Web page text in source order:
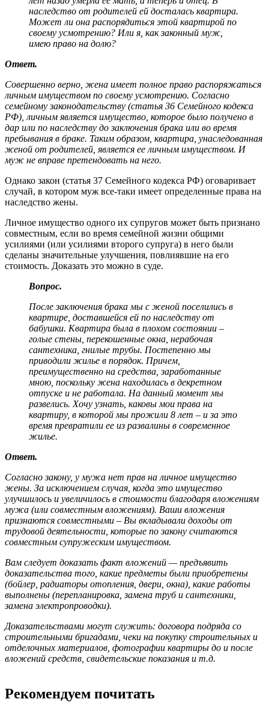
наследство от родителей ей досталась квартира.
Может ли она распорядиться этой квартирой по
своему усмотрению? Или я, как законный муж,
имею право на долю?
Ответ.
Совершенно верно, жена имеет полное право распоряжаться
личным имуществом по своему усмотрению. Согласно
семейному законодательству (статья 36 Семейного кодекса
РФ), личным является имущество, которое было получено в
дар или по наследству до заключения брака или во время
пребывания в браке. Таким образом, квартира, унаследованная
женой от родителей, является ее личным имуществом. И
муж не вправе претендовать на него.
Однако закон (статья 37 Семейного кодекса РФ) оговаривает
случай, в котором муж все-таки имеет определенные права на
наследство жены.
Личное имущество одного их супругов может быть признано
совместным, если во время семейной жизни общими
усилиями (или усилиями второго супруга) в него были
сделаны значительные улучшения, повлиявшие на его
стоимость. Доказать это можно в суде.
Вопрос.
После заключения брака мы с женой поселились в
квартире, доставшейся ей по наследству от
бабушки. Квартира была в плохом состоянии –
голые стены, перекошенные окна, нерабочая
сантехника, гнилые трубы. Постепенно мы
приводили жилье в порядок. Причем,
преимущественно на средства, заработанные
мною, поскольку жена находилась в декретном
отпуске и не работала. На данный момент мы
развелись. Хочу узнать, каковы мои права на
квартиру, в которой мы прожили 8 лет – и за это
время превратили ее из развалины в современное
жилье.
Ответ.
Согласно закону, у мужа нет прав на личное имущество
жены. За исключением случая, когда это имущество
улучшилось и увеличилось в стоимости благодаря вложениям
мужа (или совместным вложениям). Ваши вложения
признаются совместными – Вы вкладывали доходы от
трудовой деятельности, которые по закону считаются
совместным супружеским имуществом.
Вам следует доказать факт вложений — предъявить
доказательства того, какие предметы были приобретены
(бойлер, радиаторы отопления, двери, окна), какие работы
выполнены (перепланировка, замена труб и сантехники,
замена электропроводки).
Доказательствами могут служить: договора подряда со
строительными бригадами, чеки на покупку строительных и
отделочных материалов, фотографии квартиры до и после
вложений средств, свидетельские показания и т.д.
Рекомендуем почитать